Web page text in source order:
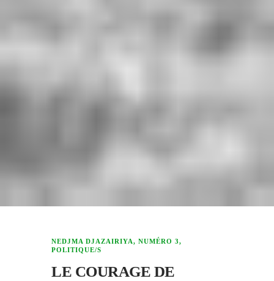
NEDJMA DJAZAIRIYA, NUMÉRO 3,
POLITIQUE/S
LE COURAGE DE